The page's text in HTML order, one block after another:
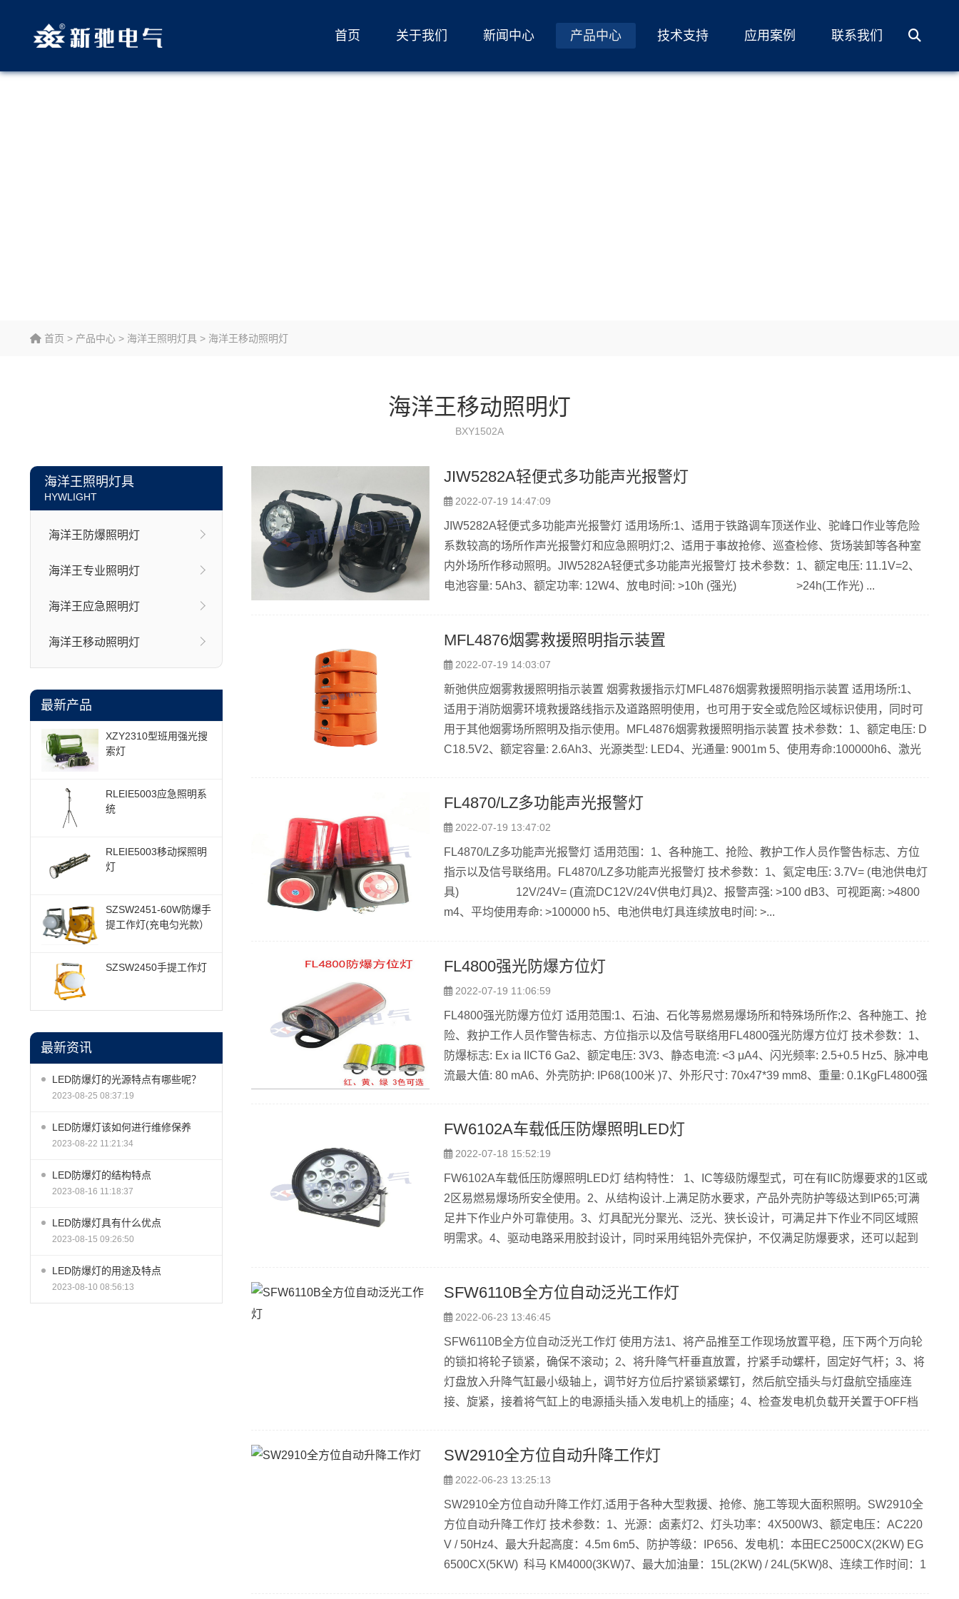
首页 关于我们 新闻中心 产品中心 技术支持 应用案例 联系我们
首页 > 产品中心 > 海洋王照明灯具 > 海洋王移动照明灯
海洋王移动照明灯
BXY1502A
海洋王照明灯具
HYWLIGHT
海洋王防爆照明灯
海洋王专业照明灯
海洋王应急照明灯
海洋王移动照明灯
最新产品
XZY2310型班用强光搜
索灯
RLEIE5003应急照明系
统
RLEIE5003移动探照明
灯
SZSW2451-60W防爆手
提工作灯(充电匀光款）
SZSW2450手提工作灯
最新资讯
LED防爆灯的光源特点有哪些呢？
2023-08-25 08:37:19
LED防爆灯该如何进行维修保养
2023-08-22 11:21:34
LED防爆灯的结构特点
2023-08-16 11:18:37
LED防爆灯具有什么优点
2023-08-15 09:26:50
LED防爆灯的用途及特点
2023-08-10 08:56:13
JIW5282A轻便式多功能声光报警灯
2022-07-19 14:47:09
JIW5282A轻便式多功能声光报警灯 适用场所:1、适用于铁路调车顶送作业、驼峰口作业等危险
系数较高的场所作声光报警灯和应急照明灯;2、适用于事故抢修、巡查检修、货场装卸等各种室
内外场所作移动照明。JIW5282A轻便式多功能声光报警灯 技术参数：1、额定电压: 11.1V=2、
电池容量: 5Ah3、额定功率: 12W4、放电时间: >10h (强光) >24h(工作光) ...
MFL4876烟雾救援照明指示装置
2022-07-19 14:03:07
新弛供应烟雾救援照明指示装置 烟雾救援指示灯MFL4876烟雾救援照明指示装置 适用场所:1、
适用于消防烟雾环境救援路线指示及道路照明使用，也可用于安全或危险区域标识使用，同时可
用于其他烟雾场所照明及指示使用。MFL4876烟雾救援照明指示装置 技术参数：1、额定电压: D
C18.5V2、额定容量: 2.6Ah3、光源类型: LED4、光通量: 9001m 5、使用寿命:100000h6、激光
FL4870/LZ多功能声光报警灯
2022-07-19 13:47:02
FL4870/LZ多功能声光报警灯 适用范围：1、各种施工、抢险、教护工作人员作警告标志、方位
指示以及信号联络用。FL4870/LZ多功能声光报警灯 技术参数：1、氦定电压: 3.7V= (电池供电灯
具) 12V/24V= (直流DC12V/24V供电灯具)2、报警声强: >100 dB3、可视距离: >4800
m4、平均使用寿命: >100000 h5、电池供电灯具连续放电时间: >...
FL4800强光防爆方位灯
2022-07-19 11:06:59
FL4800强光防爆方位灯 适用范围:1、石油、石化等易燃易爆场所和特殊场所作;2、各种施工、抢
险、救护工作人员作警告标志、方位指示以及信号联络用FL4800强光防爆方位灯 技术参数：1、
防爆标志: Ex ia IICT6 Ga2、额定电压: 3V3、静态电流: <3 μA4、闪光频率: 2.5+0.5 Hz5、脉冲电
流最大值: 80 mA6、外壳防护: IP68(100米 )7、外形尺寸: 70x47*39 mm8、重量: 0.1KgFL4800强
FW6102A车载低压防爆照明LED灯
2022-07-18 15:52:19
FW6102A车载低压防爆照明LED灯 结构特性： 1、IC等级防爆型式，可在有IIC防爆要求的1区或
2区易燃易爆场所安全使用。2、从结构设计.上满足防水要求，产品外壳防护等级达到IP65;可满
足井下作业户外可靠使用。3、灯具配光分聚光、泛光、狭长设计，可满足井下作业不同区域照
明需求。4、驱动电路采用胶封设计，同时采用纯铝外壳保护，不仅满足防爆要求，还可以起到
入): AC/DC 18V-40V &...
SFW6110B全方位自动泛光工作灯
2022-06-23 13:46:45
SFW6110B全方位自动泛光工作灯 使用方法1、将产品推至工作现场放置平稳，压下两个万向轮
的锁扣将轮子锁紧，确保不滚动；2、将升降气杆垂直放置，拧紧手动螺杆，固定好气杆；3、将
灯盘放入升降气缸最小级轴上，调节好方位后拧紧锁紧螺钉，然后航空插头与灯盘航空插座连
接、旋紧，接着将气缸上的电源插头插入发电机上的插座；4、检查发电机负载开关置于OFF档
塞尺，如油位低于机油塞尺下限需加注机油； c）加...
SW2910全方位自动升降工作灯
2022-06-23 13:25:13
SW2910全方位自动升降工作灯,适用于各种大型救援、抢修、施工等现大面积照明。SW2910全
方位自动升降工作灯 技术参数：1、光源：卤素灯2、灯头功率：4X500W3、额定电压：AC220
V / 50Hz4、最大升起高度：4.5m 6m5、防护等级：IP656、发电机：本田EC2500CX(2KW) EG
6500CX(5KW) 科马 KM4000(3KW)7、最大加油量：15L(2KW) / 24L(5KW)8、连续工作时间：1